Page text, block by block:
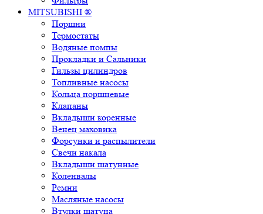
MITSUBISHI ®
Поршни
Термостаты
Водяные помпы
Прокладки и Сальники
Гильзы цилиндров
Топливные насосы
Кольца поршневые
Клапаны
Вкладыши коренные
Венец маховика
Форсунки и распылители
Свечи накала
Вкладыши шатунные
Коленвалы
Ремни
Масляные насосы
Втулки шатуна